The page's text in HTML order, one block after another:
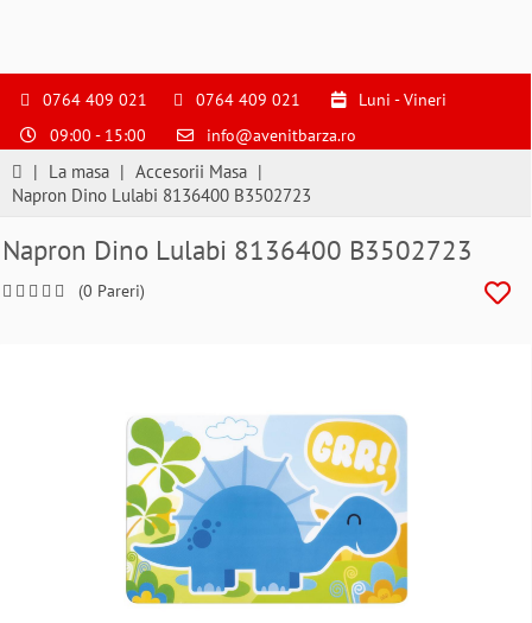
S
pentru
suna
0764409021
si
a
comanda
0764 409 021 0764 409 021
Luni - Vineri
09:00 - 15:00
info@avenitbarza.ro
| La masa | Accesorii Masa |
Napron Dino Lulabi 8136400 B3502723
Napron Dino Lulabi 8136400 B3502723
(0 Pareri)